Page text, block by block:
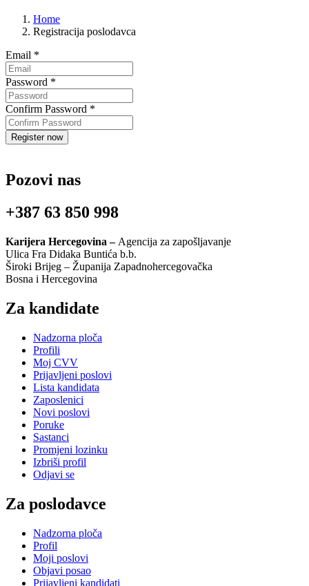
Home
Registracija poslodavca
Email *
Password *
Confirm Password *
Pozovi nas
+387 63 850 998
Karijera Hercegovina – Agencija za zapošljavanje
Ulica Fra Didaka Buntića b.b.
Široki Brijeg – Županija Zapadnohercegovačka
Bosna i Hercegovina
Za kandidate
Nadzorna ploča
Profili
Moj CVV
Prijavljeni poslovi
Lista kandidata
Zaposlenici
Novi poslovi
Poruke
Sastanci
Promjeni lozinku
Izbriši profil
Odjavi se
Za poslodavce
Nadzorna ploča
Profil
Moji poslovi
Objavi posao
Prijavljeni kandidati